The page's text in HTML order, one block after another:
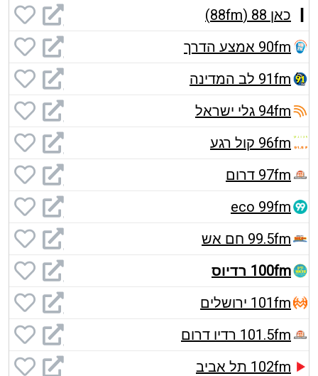
כאן 88 (88fm)
90fm אמצע הדרך
91fm לב המדינה
94fm גלי ישראל
96fm קול רגע
97fm דרום
eco 99fm
99.5fm חם אש
100fm רדיוס
101fm ירושלים
101.5fm רדיו דרום
102fm תל אביב